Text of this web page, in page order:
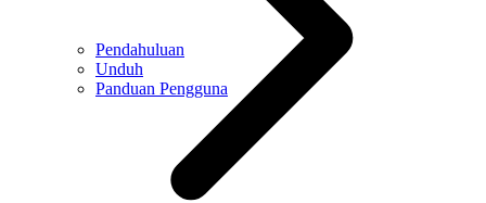
Pendahuluan
Unduh
Panduan Pengguna